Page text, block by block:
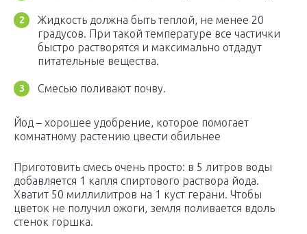
Жидкость должна быть теплой, не менее 20
градусов. При такой температуре все частички
быстро растворятся и максимально отдадут
питательные вещества.
Смесью поливают почву.
Йод – хорошее удобрение, которое помогает
комнатному растению цвести обильнее
Приготовить смесь очень просто: в 5 литров воды
добавляется 1 капля спиртового раствора йода.
Хватит 50 миллилитров на 1 куст герани. Чтобы
цветок не получил ожоги, земля поливается вдоль
стенок горшка.